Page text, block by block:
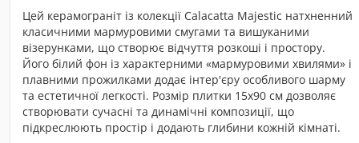
Цей керамограніт із колекції Calacatta Majestic натхненний
класичними мармуровими смугами та вишуканими
візерунками, що створює відчуття розкоші і простору.
Його білий фон із характерними «мармуровими хвилями» і
плавними прожилками додає інтер'єру особливого шарму
та естетичної легкості. Розмір плитки 15x90 см дозволяє
створювати сучасні та динамічні композиції, що
підкреслюють простір і додають глибини кожній кімнаті.